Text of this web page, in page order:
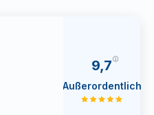
9,7
Außerordentlich